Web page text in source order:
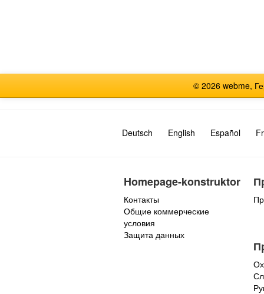
© 2026 webme,
Deutsch English Español
Homepage-konstruktor
Контакты
Общие коммерческие
условия
Защита данных